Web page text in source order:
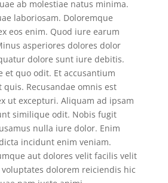
ab molestiae natus minima.
laboriosam. Doloremque
eos enim. Quod iure earum
asperiores dolores dolor
dolore sunt iure debitis.
et quo odit. Et accusantium
Recusandae omnis est
ut excepturi. Aliquam ad ipsam
similique odit. Nobis fugit
nulla iure dolor. Enim
incidunt enim veniam.
aut dolores velit facilis velit
dolorem reiciendis hic